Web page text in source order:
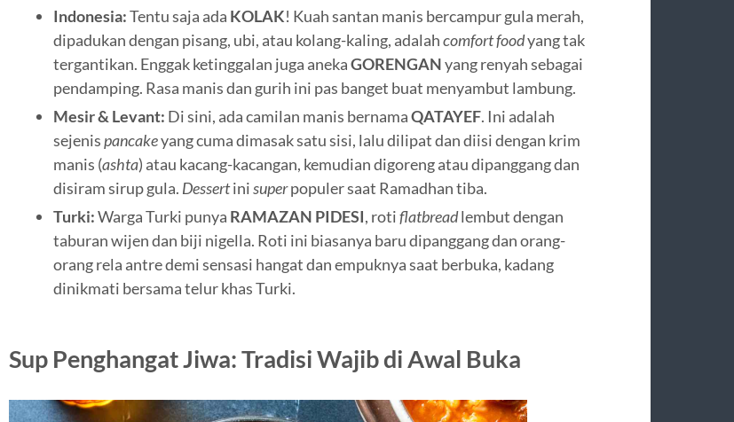
Indonesia:Tentu saja ada KOLAK! Kuah santan manis bercampur gula merah,
dipadukan dengan pisang, ubi, atau kolang-kaling, adalahcomfort foodyang tak
tergantikan. Enggak ketinggalan juga anekaGORENGANyang renyah sebagai
pendamping. Rasa manis dan gurih ini pas banget buat menyambut lambung.
Mesir & Levant: Di sini, ada camilan manis bernamaQATAYEF. Ini adalah
sejenispancakeyang cuma dimasak satu sisi, lalu dilipat dan diisi dengan krim
manis (ashta) atau kacang-kacangan, kemudian digoreng atau dipanggang dan
disiram sirup gula. Dessertinisuperpopuler saat Ramadhan tiba.
Turki:Warga Turki punya RAMAZAN PIDESI, rotiflatbreadlembut dengan
taburan wijen dan biji nigella. Roti ini biasanya baru dipanggang dan orang-
orang rela antre demi sensasi hangat dan empuknya saat berbuka, kadang
dinikmati bersama telur khas Turki.
Sup Penghangat Jiwa: Tradisi Wajib di Awal Buka